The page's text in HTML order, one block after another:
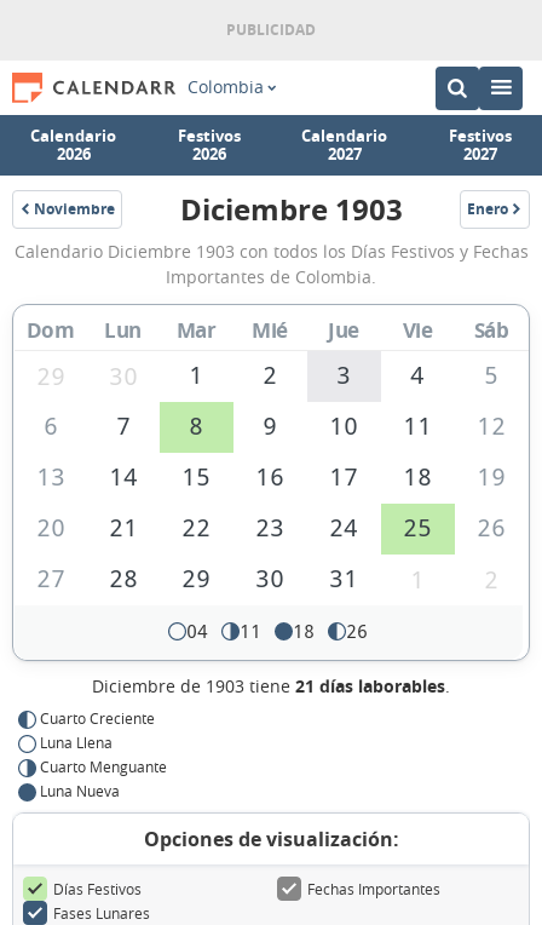
Colombia
Calendario
2026
Festivos
2026
Calendario
2027
Festivos
2027
Noviembre
1903
Calendario
Diciembre
1903
Colombia
Diciembre 1903 Enero
1904
Calendario Diciembre 1903 con todos los Días Festivos y Fechas
Importantes de Colombia.
Dom Lun Mar Mié Jue Vie Sáb
29 30 1 2 3 4
5
6
7 8 9 10 11
12
13
14 15 16 17 18
19
20
21 22 23 24 25
26
27
28 29 30 31 1 2
04 11 18 26
Diciembre de 1903 tiene 21 días laborables.
Cuarto Creciente
Luna Llena
Cuarto Menguante
Luna Nueva
Opciones de visualización:
Días Festivos
Fechas Importantes
Fases Lunares